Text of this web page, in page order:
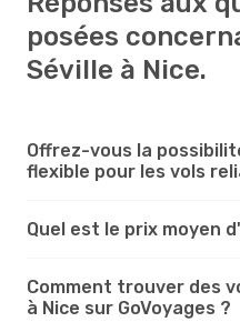
posées
Séville à Nice.
Offrez-vous la
flexible pour les vols
Quel est le prix moyen
Comment trouver des
à Nice sur GoVoyages ?